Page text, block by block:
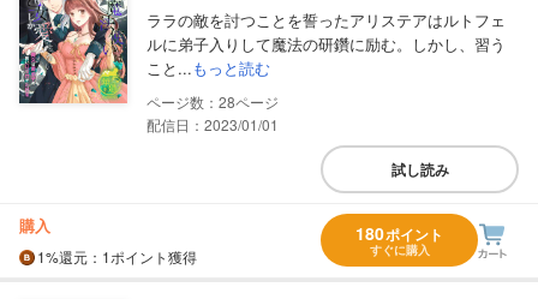
ララの敵を討つことを誓ったアリステアはルトフェ
ルに弟子入りして魔法の研鑽に励む。しかし、習う
こと...もっと読む
28
配信日：2023/01/01
試し読み
購入
1%還元 ：1ポイント獲得
180ポイント
すぐに購入